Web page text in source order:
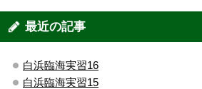
最近の記事
白浜臨海実習16
白浜臨海実習15